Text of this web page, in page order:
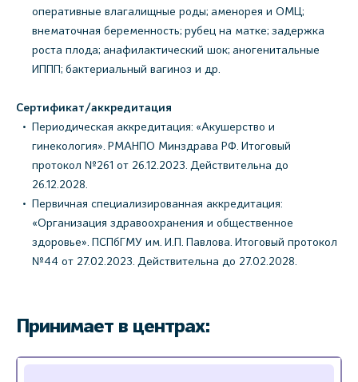
оперативные влагалищные роды; аменорея и ОМЦ;
внематочная беременность; рубец на матке; задержка
роста плода; анафилактический шок; аногенитальные
ИППП; бактериальный вагиноз и др.
Сертификат/аккредитация
Периодическая аккредитация: «Акушерство и
гинекология». РМАНПО Минздрава РФ. Итоговый
протокол №261 от 26.12.2023. Действительна до
26.12.2028.
Первичная специализированная аккредитация:
«Организация здравоохранения и общественное
здоровье». ПСПбГМУ им. И.П. Павлова. Итоговый протокол
№44 от 27.02.2023. Действительна до 27.02.2028.
Принимает в центрах: